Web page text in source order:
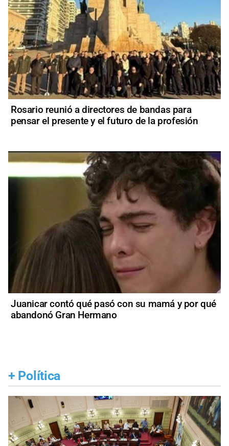
Rosario reunió a directores de bandas para
pensar el presente y el futuro de la profesión
Juanicar contó qué pasó con su mamá y por qué
abandonó Gran Hermano
+ Política